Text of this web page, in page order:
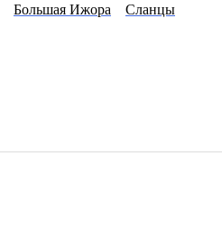
Большая Ижора Сланцы